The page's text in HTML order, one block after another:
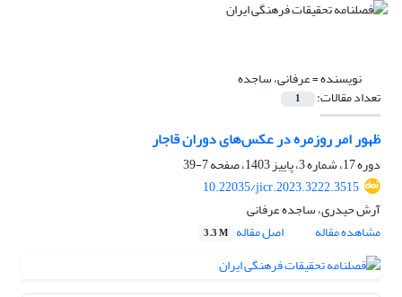
نویسنده =عرفانی، ساجده
تعداد مقالات: 1
ظهور امر روزمره در عکس‌های دوران قاجار
دوره 17، شماره 3، پاییز 1403، صفحه
7-39
10.22035/jicr.2023.3222.3515
آرش حیدری، ساجده عرفانی
مشاهده مقاله
اصل مقاله 3.3 M